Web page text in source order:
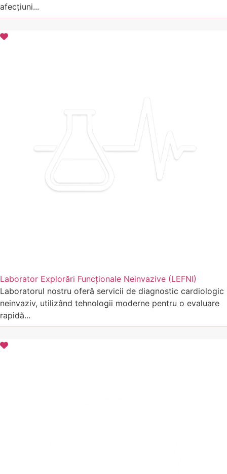
afecțiuni...
Laborator Explorări Funcționale Neinvazive (LEFNI)
Laboratorul nostru oferă servicii de diagnostic cardiologic
neinvaziv, utilizând tehnologii moderne pentru o evaluare
rapidă...